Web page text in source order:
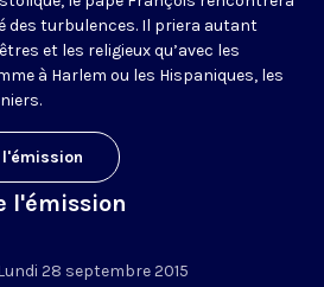
des turbulences. Il priera autant
et les religieux qu’avec les
à Harlem ou les Hispaniques, les
l'émission
28 septembre 2015